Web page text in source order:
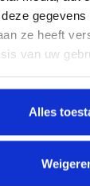
ze heeft
van uw
Alles
1x Parasol
frame -
m2